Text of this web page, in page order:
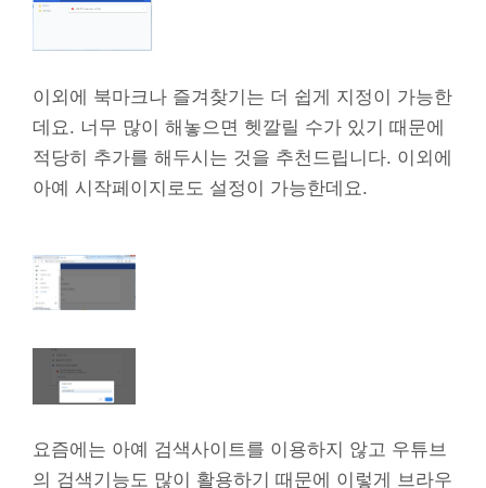
이외에 북마크나 즐겨찾기는 더 쉽게 지정이 가능한
데요. 너무 많이 해놓으면 헷깔릴 수가 있기 때문에
적당히 추가를 해두시는 것을 추천드립니다. 이외에
아예 시작페이지로도 설정이 가능한데요.
요즘에는 아예 검색사이트를 이용하지 않고 우튜브
의 검색기능도 많이 활용하기 때문에 이렇게 브라우